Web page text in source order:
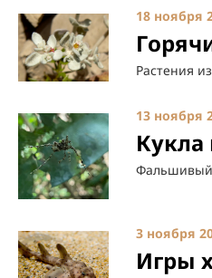
18 ноября
Растения
13 ноября
Кукла
Фальшивый
3 ноября
Игры